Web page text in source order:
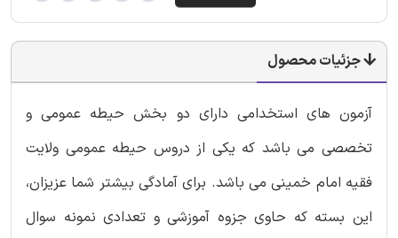
جزئیات محصول
آزمون های استخدامی دارای دو بخش حیطه عمومی و
تخصصی می باشد که یکی از دروس حیطه عمومی ولایت
فقیه امام خمینی می باشد. برای آمادگی بیشتر شما عزیزان،
این بسته که حاوی جزوه آموزشی و تعدادی نمونه سوال